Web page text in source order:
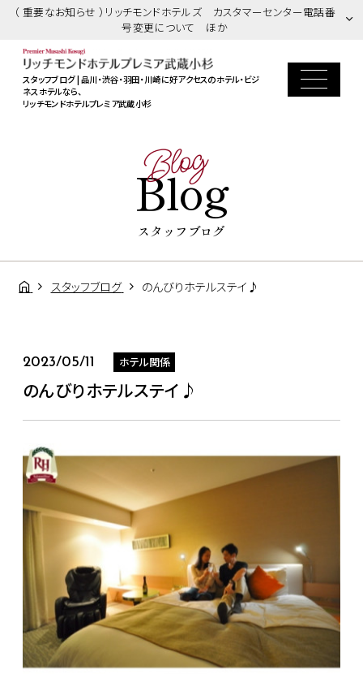
（ 重要なお知らせ ）リッチモンドホテルズ カスタマーセンター電話番
号変更について ほか
スタッフブログ | 品川・渋谷・羽田・川崎に好アクセスのホテル・ビジ
ネスホテルなら、
リッチモンドホテルプレミア武蔵小杉
Blog
Blog
スタッフブログ
スタッフブログ のんびりホテルステイ♪
2023/05/11 ホテル関係
のんびりホテルステイ♪